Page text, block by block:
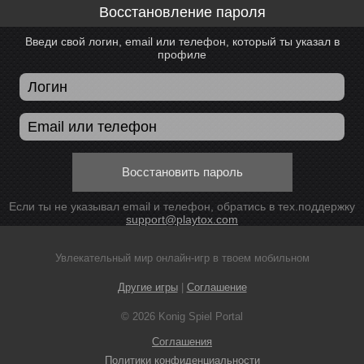
Восстановление пароля
Введи свой логин, email или телефон, который ты указал в
профиле
Восстановить пароль
Если ты не указывал email и телефон, обратись в тех.поддержку
support@playtox.com
Увлекательный мир онлайн-игр в твоем мобильном
Другие игры| Соглашение
© 2026 Konig Spiel Portal
Соглашения
Политики конфиденциальности